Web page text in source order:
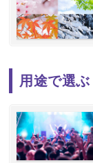
用途で選ぶ